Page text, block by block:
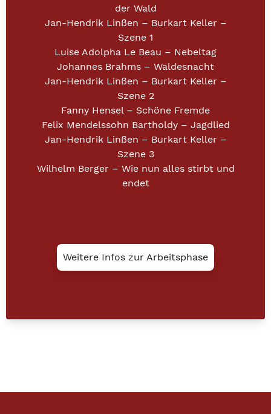
der Wald
Jan-Hendrik Linßen – Burkart Keller –
Szene 1
Luise Adolpha Le Beau – Nebeltag
Johannes Brahms – Waldesnacht
Jan-Hendrik Linßen – Burkart Keller –
Szene 2
Fanny Hensel – Schöne Fremde
Felix Mendelssohn Bartholdy – Jagdlied
Jan-Hendrik Linßen – Burkart Keller –
Szene 3
Wilhelm Berger – Wie nun alles stirbt und
endet
Weitere Infos zur Arbeitsphase